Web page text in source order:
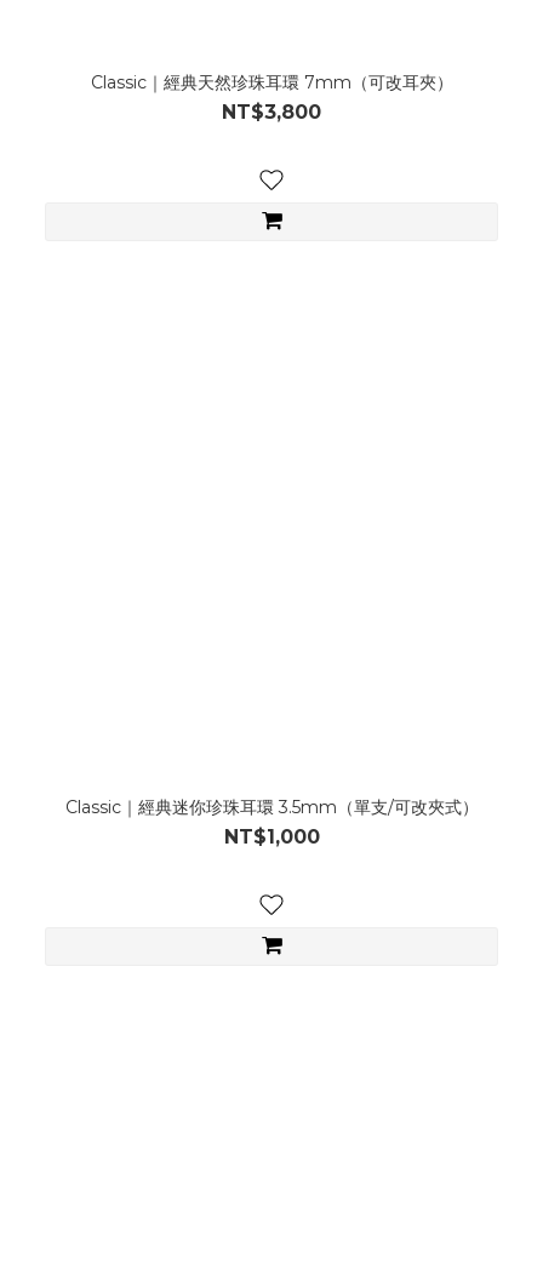
Classic｜經典天然珍珠耳環 7mm（可改耳夾）
NT$3,800
Classic｜經典迷你珍珠耳環 3.5mm（單支/可改夾式）
NT$1,000